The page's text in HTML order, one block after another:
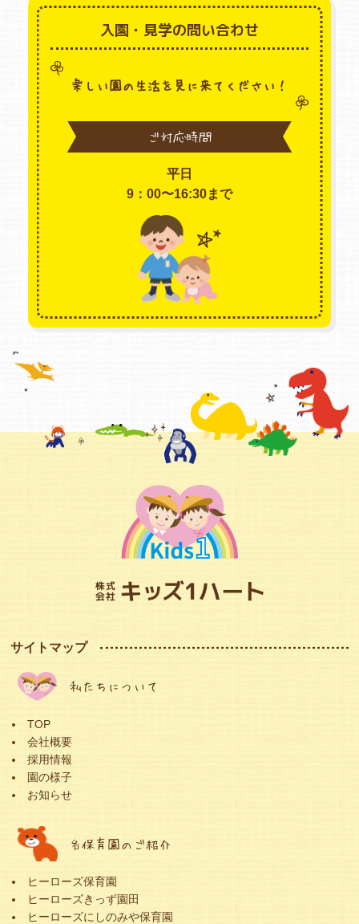
入園・見学の問い合わせ
楽しい園の生活を見に来てください！
ご対応時間
平日
9：00〜16:30まで
サイトマップ
私たちについて
TOP
会社概要
採用情報
園の様子
お知らせ
各保育園のご紹介
ヒーローズ保育園
ヒーローズきっず園田
ヒーローズにしのみや保育園